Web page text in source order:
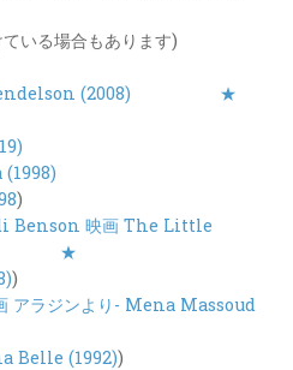
る場合もあります)
(2008)
★
)
Benson 映画 The Little
★
)
ラジンより- Mena Massoud
Belle (1992))